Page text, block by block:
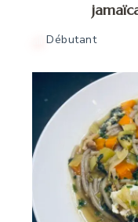
Débutant